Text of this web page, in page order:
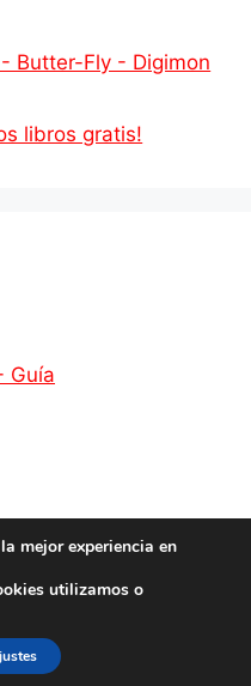
y
L
p
a
Butter-Fly - Digimon
libros gratis!
Guía
japonés
mejor experiencia en
utilizamos o